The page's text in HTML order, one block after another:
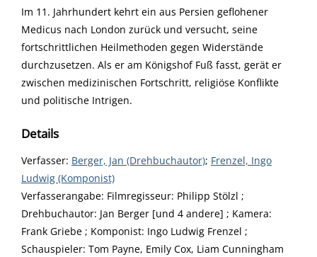
Im 11. Jahrhundert kehrt ein aus Persien geflohener
Medicus nach London zurück und versucht, seine
fortschrittlichen Heilmethoden gegen Widerstände
durchzusetzen. Als er am Königshof Fuß fasst, gerät er
zwischen medizinischen Fortschritt, religiöse Konflikte
und politische Intrigen.
Details
Verfasser: Suche nach diesem Verfasser
Berger, Jan (Drehbuchautor); Frenzel, Ingo
Ludwig (Komponist)
Verfasserangabe: Filmregisseur: Philipp Stölzl ;
Drehbuchautor: Jan Berger [und 4 andere] ; Kamera:
Frank Griebe ; Komponist: Ingo Ludwig Frenzel ;
Schauspieler: Tom Payne, Emily Cox, Liam Cunningham